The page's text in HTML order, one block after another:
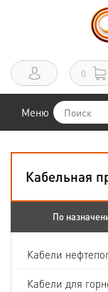
0
Меню
Кабельная
По
Кабели
Кабели для